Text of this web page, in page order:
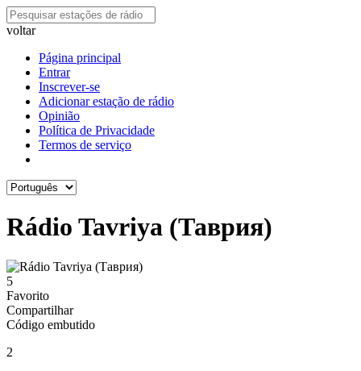
voltar
Página principal
Entrar
Inscrever-se
Adicionar estação de rádio
Opinião
Política de Privacidade
Termos de serviço
Rádio Tavriya (Таврия)
5
Favorito
Compartilhar
Código embutido
2